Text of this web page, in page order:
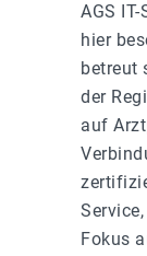
AGS
hier
betreut
der
auf
Fokus